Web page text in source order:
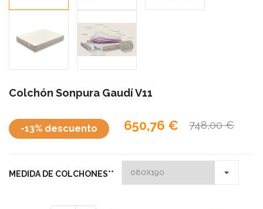
Colchón Sonpura Gaudí V11
650,76 € 748,00 €
-13% descuento
MEDIDA DE COLCHONES**